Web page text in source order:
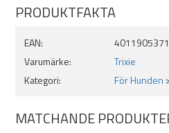
hundhår
PRODUKTFAKTA
EAN:
Varumärke:
Trixie
Kategori:
För Hunden
MATCHANDE